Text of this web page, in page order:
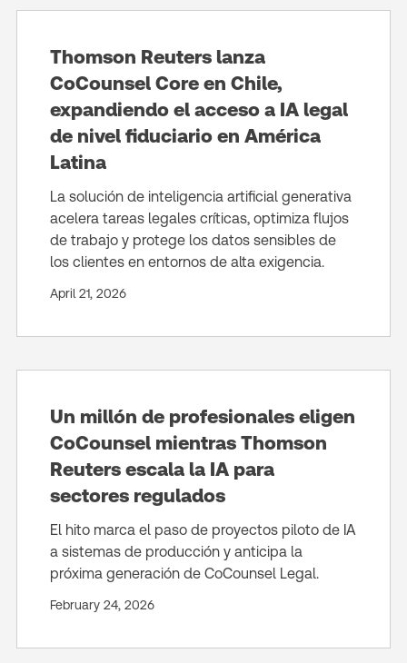
Thomson Reuters lanza
CoCounsel Core en Chile,
expandiendo el acceso a IA legal
de nivel fiduciario en América
Latina
La solución de inteligencia artificial generativa
acelera tareas legales críticas, optimiza flujos
de trabajo y protege los datos sensibles de
los clientes en entornos de alta exigencia.
April 21, 2026
Un millón de profesionales eligen
CoCounsel mientras Thomson
Reuters escala la IA para
sectores regulados
El hito marca el paso de proyectos piloto de IA
a sistemas de producción y anticipa la
próxima generación de CoCounsel Legal.
February 24, 2026